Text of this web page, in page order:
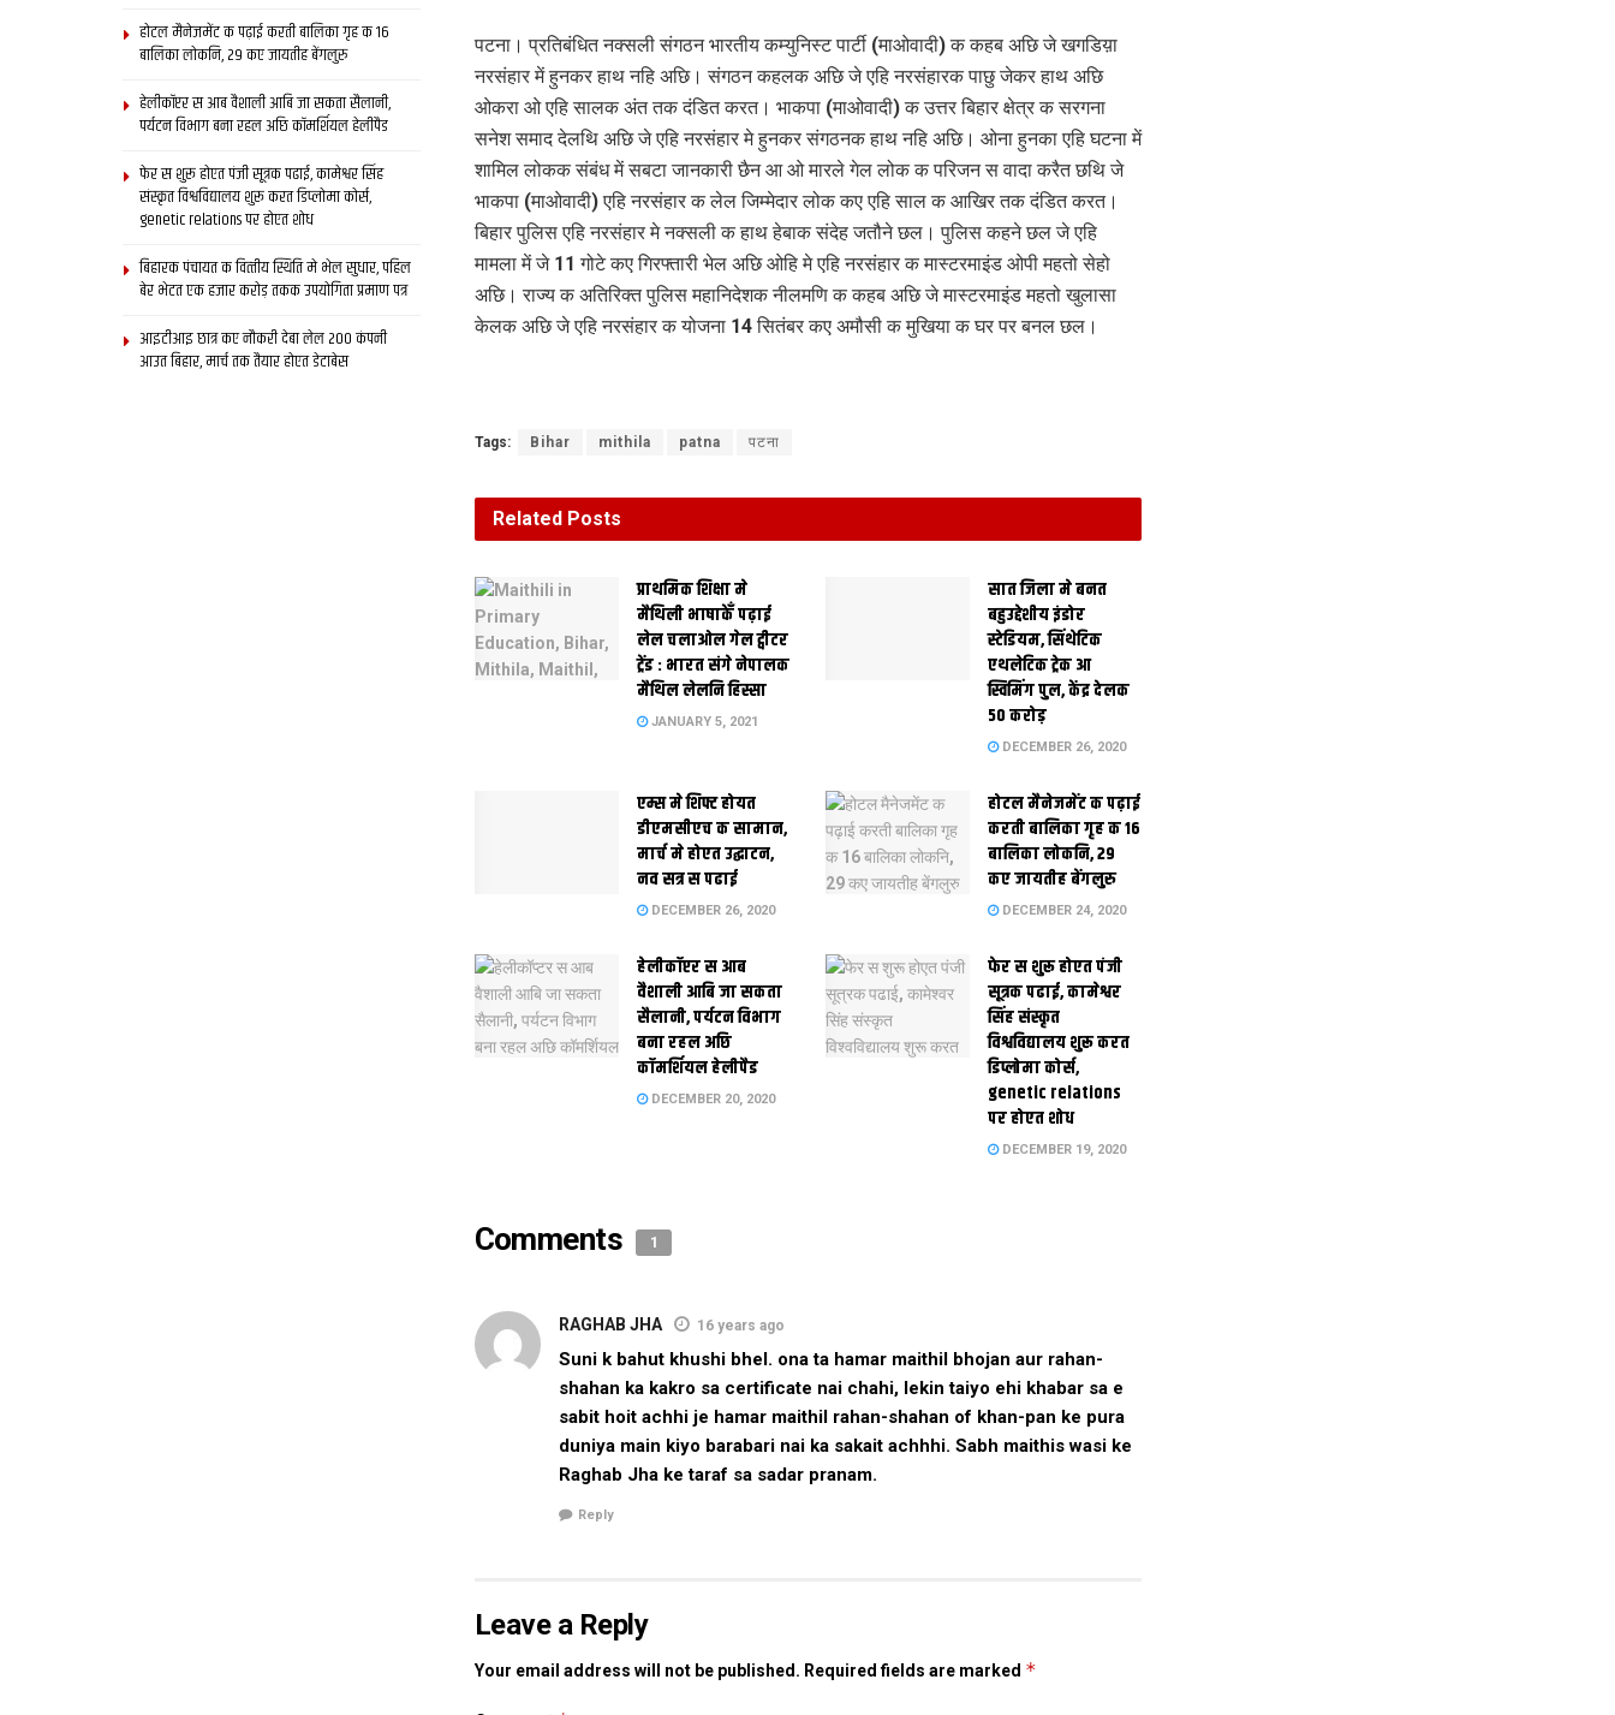
पटना। प्रतिबंधित नक्सली संगठन भारतीय कम्युनिस्ट पार्टी (माओवादी) क कहब अछि जे खगडिय़ा
नरसंहार में हुनकर हाथ नहि अछि। संगठन कहलक अछि जे एहि नरसंहारक पाछु जेकर हाथ अछि
ओकरा ओ एहि सालक अंत तक दंडित करत। भाकपा (माओवादी) क उत्तर बिहार क्षेत्र क सरगना
सनेश समाद देलथि अछि जे एहि नरसंहार मे हुनकर संगठनक हाथ नहि अछि। ओना हुनका एहि घटना में
शामिल लोकक संबंध में सबटा जानकारी छैन आ ओ मारले गेल लोक क परिजन स वादा करैत छथि जे
भाकपा (माओवादी) एहि नरसंहार क लेल जिम्मेदार लोक कए एहि साल क आखिर तक दंडित करत।
बिहार पुलिस एहि नरसंहार मे नक्सली क हाथ हेबाक संदेह जतौने छल। पुलिस कहने छल जे एहि
मामला में जे 11 गोटे कए गिरफ्तारी भेल अछि ओहि मे एहि नरसंहार क मास्टरमाइंड ओपी महतो सेहो
अछि। राज्य क अतिरिक्त पुलिस महानिदेशक नीलमणि क कहब अछि जे मास्टरमाइंड महतो खुलासा
केलक अछि जे एहि नरसंहार क योजना 14 सितंबर कए अमौसी क मुखिया क घर पर बनल छल।
Tags: Bihar mithila patna पटना
Related Posts
प्राथमिक शि‍क्षा मे
मैथि‍ली भाषाकेँ पढ़ाई
लेल चलाओल गेल ट्वीटर
ट्रेंड : भारत संगे नेपालक
मैथिल लेलनि हिस्सा
JANUARY 5, 2021
सात जिला मे बनत
बहुउद्देशीय इंडोर
स्‍टेडि‍यम, सिंथेटिक
एथलेटिक ट्रेक आ
स्विमिंग पुल, केंद्र देलक
50 करोड़
DECEMBER 26, 2020
एम्स मे शिफ्ट होयत
डीएमसीएच क सामान,
मार्च मे होएत उद्घाटन,
नव सत्र स पढाई
DECEMBER 26, 2020
होटल मैनेजमेंट क पढ़ाई
करती बालिका गृह क 16
बालिका लोकनि, 29
कए जायतीह बेंगलुरु
DECEMBER 24, 2020
हेलीकॉप्टर स आब
वैशाली आबि जा सकता
सैलानी, पर्यटन विभाग
बना रहल अछि
कॉमर्शियल हेलीपैड
DECEMBER 20, 2020
फेर स शुरू होएत पंजी
सूत्रक पढाई, कामेश्वर
सिंह संस्कृत
विश्वविद्यालय शुरू करत
डिप्लोमा कोर्स,
genetic relations
पर होएत शोध
DECEMBER 19, 2020
Comments 1
RAGHAB JHA 16 years ago
Suni k bahut khushi bhel. ona ta hamar maithil bhojan aur rahan-
shahan ka kakro sa certificate nai chahi, lekin taiyo ehi khabar sa e
sabit hoit achhi je hamar maithil rahan-shahan of khan-pan ke pura
duniya main kiyo barabari nai ka sakait achhhi. Sabh maithis wasi ke
Raghab Jha ke taraf sa sadar pranam.
Reply
Leave a Reply
Your email address will not be published. Required fields are marked *
होटल मैनेजमेंट क पढ़ाई करती बालिका गृह क 16
बालिका लोकनि, 29 कए जायतीह बेंगलुरु
हेलीकॉप्टर स आब वैशाली आबि जा सकता सैलानी,
पर्यटन विभाग बना रहल अछि कॉमर्शियल हेलीपैड
फेर स शुरू होएत पंजी सूत्रक पढाई, कामेश्वर सिंह
संस्कृत विश्वविद्यालय शुरू करत डिप्लोमा कोर्स,
genetic relations पर होएत शोध
बिहारक पंचायत क वित्‍तीय स्थिति मे भेल सुधार, पहिल
बेर भेटत एक हजार करोड़ तकक उपयोगिता प्रमाण पत्र
आइटीआइ छात्र कए नौकरी देबा लेल 200 कंपनी
आउत बिहार, मार्च तक तैयार होएत डेटाबेस